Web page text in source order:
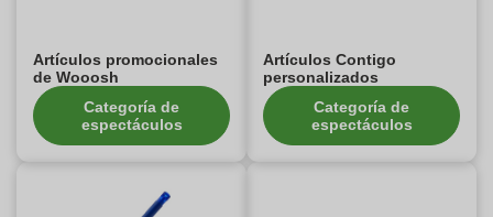
Artículos promocionales
de Wooosh
Categoría de
espectáculos
Artículos Contigo
personalizados
Categoría de
espectáculos